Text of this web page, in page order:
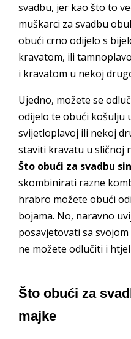
svadbu, jer kao što to
muškarci za svadbu
obući crno odijelo s
kravatom, ili
i kravatom u nekoj
Ujedno, možete se
odijelo te obući košulju
svijetloplavoj ili nekoj
staviti kravatu u sličnoj
Što obući za svadbu
skombinirati razne
hrabro možete obući
bojama. No, naravno
posavjetovati sa
ne možete odlučiti i
Što obući za
majke